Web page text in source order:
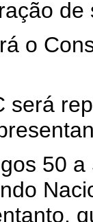
de
o
será
50 a